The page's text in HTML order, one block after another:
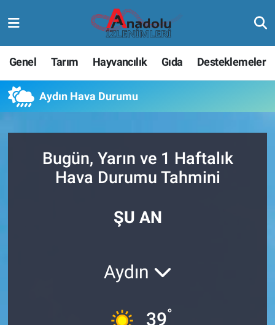
Genel Tarım Hayvancılık Gıda Desteklemeler
Aydın Hava Durumu
Bugün, Yarın ve 1 Haftalık
Hava Durumu Tahmini
ŞU AN
Aydın
39°